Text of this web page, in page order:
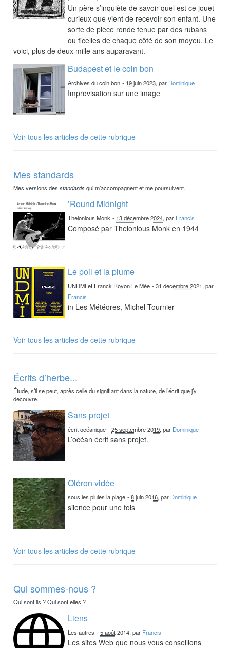
Un père s’inquiète de savoir quel est ce jouet
curieux que vient de recevoir son enfant. Une
sorte de pièce ronde tenue par des rubans
ou ficelles de chaque côté de son moyeu. Le
voici, plus de deux mille ans auparavant.
Budapest et le coin bon
Archives du coin bon - 19 juin 2023, par Dominique
Improvisation sur une image
Voir tous les articles de cette rubrique
Mes standards
Mes versions desstandardsqui m’accompagnent et me poursuivent.
’Round Midnight
Thelonious Monk - 13 décembre 2024, par Francis
Composé par Thelonious Monk en 1944
Le poil et la plume
UNDMI et Franck Royon Le Mée -31 décembre 2021, par
Francis
in Les Météores, Michel Tournier
Voir tous les articles de cette rubrique
Écrits d’herbe...
Étude, s’il se peut, après celle du signifiant dans la nature, de l’écrit que j’y
découvre.
Sans projet
écrit océanique -25 septembre 2019, par Dominique
L’océan écrit sans projet.
Oléron vidée
sous les pluies la plage -8 juin 2016, par Dominique
silence pour une fois
Voir tous les articles de cette rubrique
Qui sommes-nous ?
Qui sont ils ? Qui sont elles ?
Liens
Les autres -5 août 2014, par Francis
Les sites Web que nous vous conseillons